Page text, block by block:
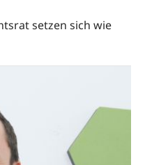
setzen sich wie